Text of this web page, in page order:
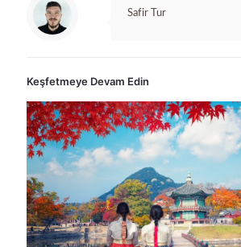
Safir Tur
Keşfetmeye Devam Edin